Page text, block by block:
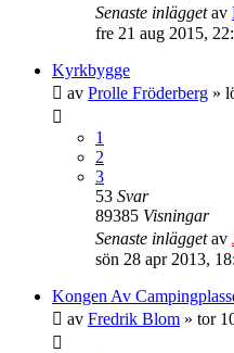
Senaste inläggetav
fre 21 aug 2015,
Kyrkbygge
av Prolle Fröderberg »
1
2
3
53 Svar
89385 Visningar
Senaste inläggetav
sön 28 apr 2013,
Kongen Av
av Fredrik Blom » tor